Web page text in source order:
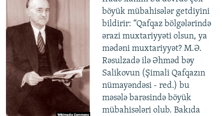
böyük mübahisələr getdiyini
bildirir: “Qafqaz bölgələrində
ərazi muxtariyyəti olsun, ya
mədəni muxtariyyət? M.Ə.
Rəsulzadə ilə Əhməd bəy
Salikovun (Şimali Qafqazın
nümayəndəsi - red.) bu
məsələ barəsində böyük
mübahisələri olub. Bakıda